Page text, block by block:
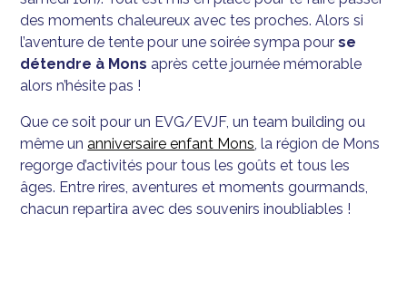
des moments chaleureux avec tes proches. Alors si
l’aventure de tente pour une soirée sympa pourse
détendre à Mons après cette journée mémorable
alors n’hésite pas !
Que ce soit pour un EVG/EVJF, un team building ou
même unanniversaire enfant Mons, la région de Mons
regorge d’activités pour tous les goûts et tous les
âges. Entre rires, aventures et moments gourmands,
chacun repartira avec des souvenirs inoubliables !